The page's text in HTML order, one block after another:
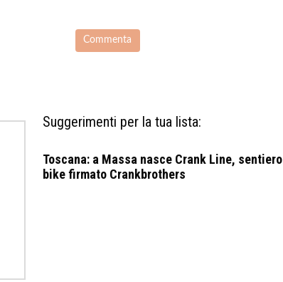
Suggerimenti per la tua lista:
Toscana: a Massa nasce Crank Line, sentiero
bike firmato Crankbrothers